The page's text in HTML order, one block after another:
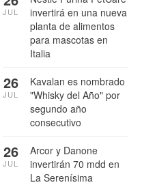
invertirá en una nueva
planta de alimentos
para mascotas en
Italia
JUL
Kavalan es nombrado
"Whisky del Año" por
segundo año
consecutivo
26
JUL
Arcor y Danone
invertirán 70 mdd en
La Serenísima
26
JUL